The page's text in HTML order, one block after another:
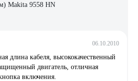
Makita 9558 HN
06.10.2010
длина кабеля, высококачественный
двигатель, отличная
включения.